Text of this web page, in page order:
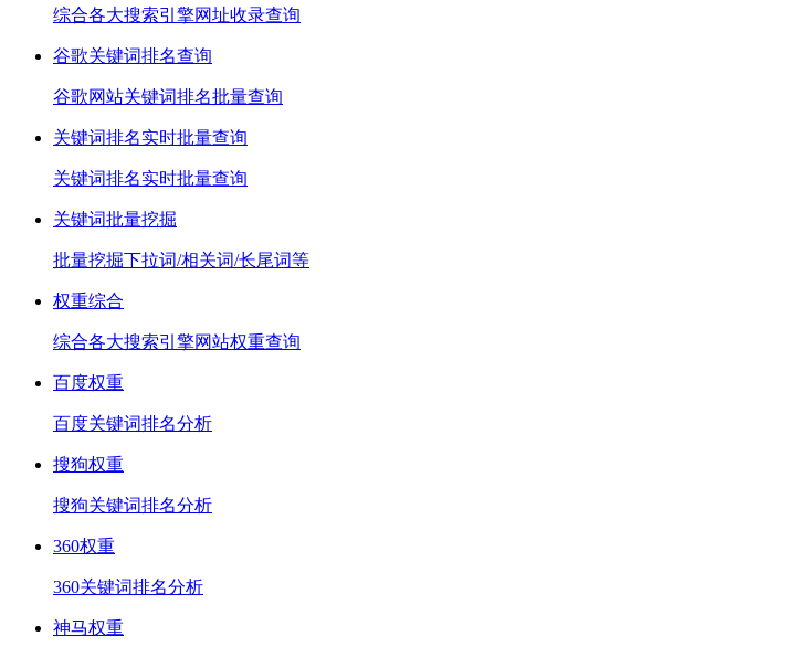
综合各大搜索引擎网址收录查询
谷歌关键词排名查询
谷歌网站关键词排名批量查询
关键词排名实时批量查询
关键词排名实时批量查询
关键词批量挖掘
批量挖掘下拉词/相关词/长尾词等
权重综合
综合各大搜索引擎网站权重查询
百度权重
百度关键词排名分析
搜狗权重
搜狗关键词排名分析
360权重
360关键词排名分析
神马权重